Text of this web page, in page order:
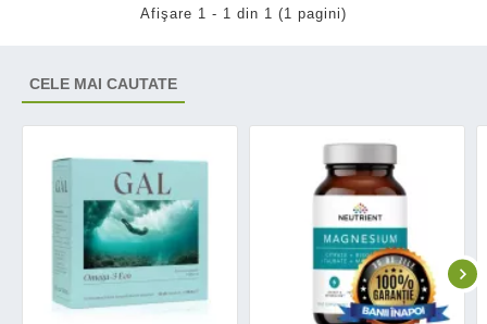
Afişare 1 - 1 din 1 (1 pagini)
CELE MAI CAUTATE